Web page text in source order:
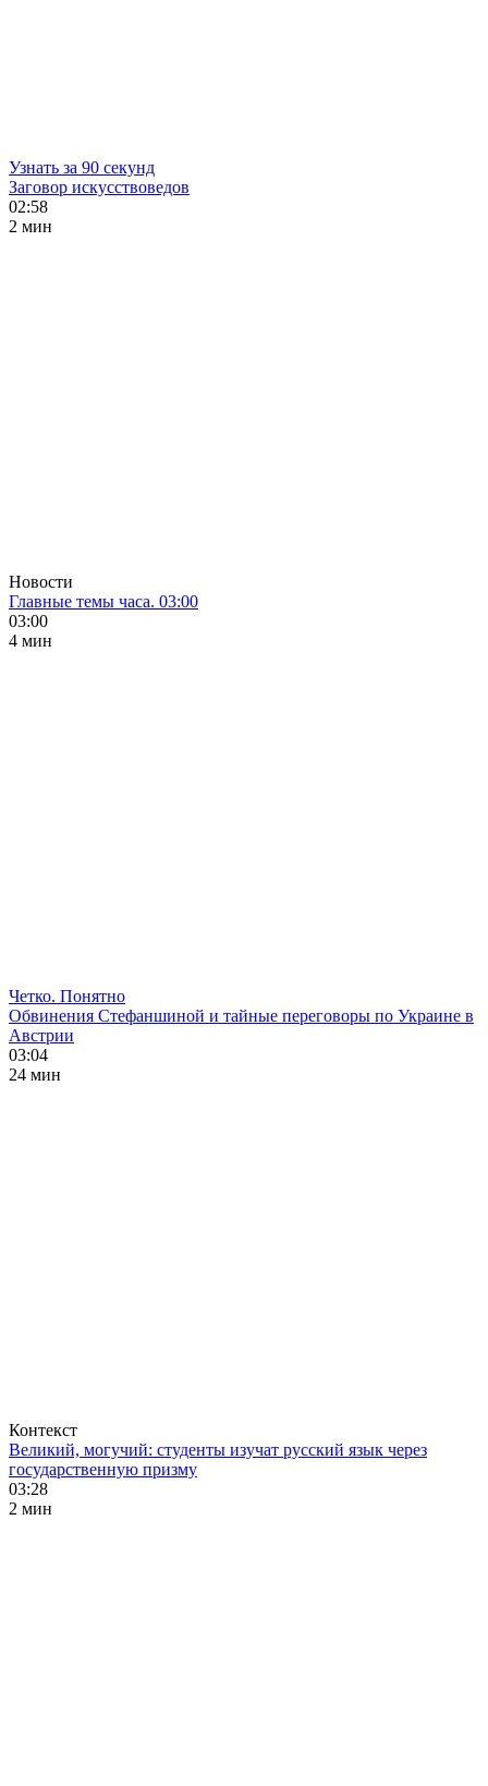
Узнать за 90 секунд
Заговор искусствоведов
02:58
2 мин
Новости
Главные темы часа. 03:00
03:00
4 мин
Четко. Понятно
Обвинения Стефаншиной и тайные переговоры по Украине в
Австрии
03:04
24 мин
Контекст
Великий, могучий: студенты изучат русский язык через
государственную призму
03:28
2 мин